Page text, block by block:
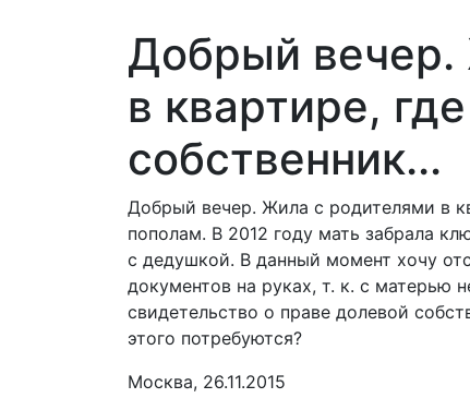
Добрый
в квартире,
собственник...
Добрый вечер. Жила с родителями в
пополам. В 2012 году мать забрала
с дедушкой. В данный момент хочу
документов на руках, т. к. с матерью
свидетельство о праве долевой
этого потребуются?
Москва, 26.11.2015